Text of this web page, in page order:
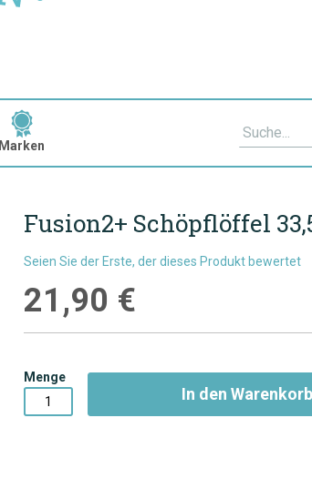
Marken Suche
Fusion2+ Schöpflöffel
Seien Sie der Erste, der dieses Produkt bewertet
21,90 €
Menge
In den Warenkorb